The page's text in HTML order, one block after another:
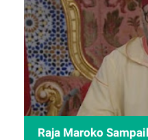
Raja Maroko